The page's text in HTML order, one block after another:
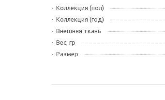
Коллекция (пол)
Коллекция (год)
Внешняя ткань
Вес, гр
Размер